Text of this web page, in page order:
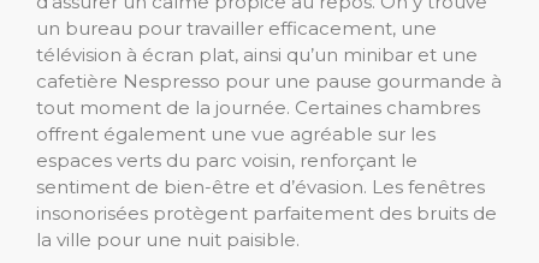
un bureau pour travailler efficacement, une
télévision à écran plat, ainsi qu’un minibar et une
cafetière Nespresso pour une pause gourmande à
tout moment de la journée. Certaines chambres
offrent également une vue agréable sur les
espaces verts du parc voisin, renforçant le
sentiment de bien-être et d’évasion. Les fenêtres
insonorisées protègent parfaitement des bruits de
la ville pour une nuit paisible.